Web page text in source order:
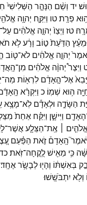
יד וְשֵׁ֨ם הַנָּהָ֤ר הַשְּׁלִישִׁי֙
פְרָֽת׃טו וַיִּקַּ֛ח יְהוָ֥ה
טז וַיְצַו֙ יְהוָ֣ה אֱלֹהִ֔ים עַל־
הַדַּ֙עַת֙ט֣וֹב וָרָ֔עלֹ֥א
יְהוָ֣ה אֱלֹהִ֔ים לֹא־ט֛וֹב
וַיִּצֶר֩ יְהוָ֨ה אֱלֹהִ֜ים מִן־
אֶל־הָ֣אָדָ֔ם לִרְא֖וֹת מַה־
ה֥וּא שְׁמֽוֹ׃ כ וַיִּקְרָ֨א
הַשָּׂדֶ֑ה וּלְאָדָ֕ם לֹֽא־מָצָ֥א
הָאָדָ֖ם וַיִּישָׁ֑ן וַיִּקַּ֗ח אַחַת֙
׀ אֶֽת־הַצֵּלָ֛עאֲשֶׁר־
הָֽאָדָם֒ זֹ֣את הַפַּ֗עַם
כִּ֥י מֵאִ֖ישׁלֻֽקֳחָה־זֹּֽאת׃
בְּאִשְׁתּ֔וֹ וְהָי֖וּלְבָשָׂ֥ראֶחָֽד׃
וְלֹ֖א יִתְבֹּשָֽׁשׁוּ׃